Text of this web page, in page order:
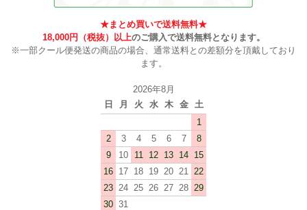
★まとめ買いで送料無料★
18,000円（税抜）以上のご購入で送料無料となります。
※一部クール便発送の商品の場合、通常送料との差額分を頂戴しており
ます。
2026年8月
日
月 火 水 木 金
土
1
2
3 4 5 6 7
8
9
10 11 12 13 14 15
16 17 18 19 20 21
22
23 24 25 26 27 28 29
30 31